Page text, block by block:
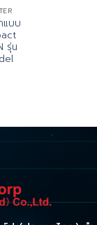
แบบ
รุ่น